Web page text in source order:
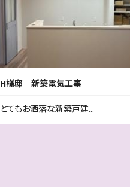
H様邸 新築電気工事
とてもお洒落な新築戸建...